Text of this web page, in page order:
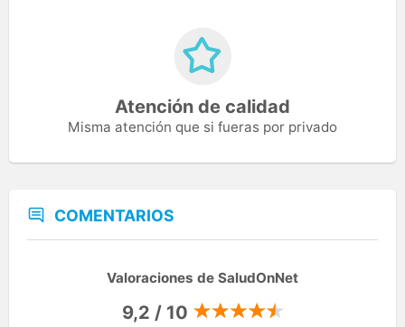
Atención de calidad
Misma atención que si fueras por privado
COMENTARIOS
Valoraciones de SaludOnNet
9,2 / 10